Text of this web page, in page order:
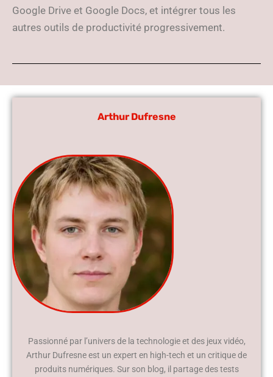
Google Drive et Google Docs, et intégrer tous les
autres outils de productivité progressivement.
Arthur Dufresne
Passionné par l’univers de la technologie et des jeux vidéo,
Arthur Dufresne est un expert en high-tech et un critique de
produits numériques. Sur son blog, il partage des tests